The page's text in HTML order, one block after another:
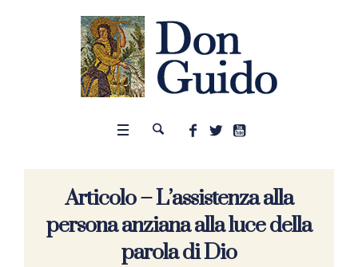
Articolo – L’assistenza alla
persona anziana alla luce della
parola di Dio